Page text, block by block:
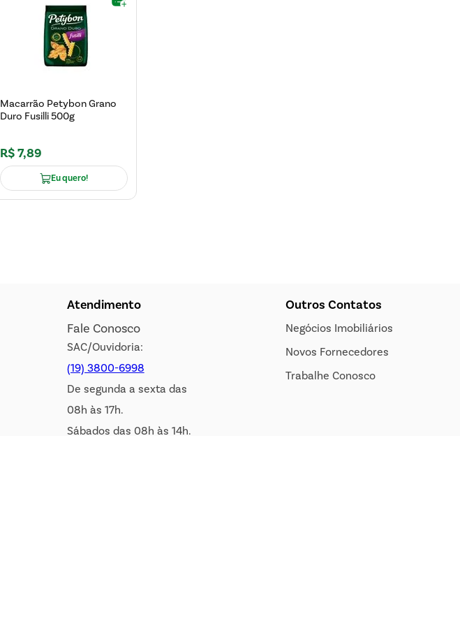
Macarrão Petybon Grano
Duro Fusilli 500g
R$7,89
Eu quero!
Atendimento
Fale Conosco
SAC/Ouvidoria:
(19) 3800-6998
De segunda a sexta das
08h às 17h.
Sábados das 08h às 14h.
Outros Contatos
Negócios Imobiliários
Novos Fornecedores
Trabalhe Conosco